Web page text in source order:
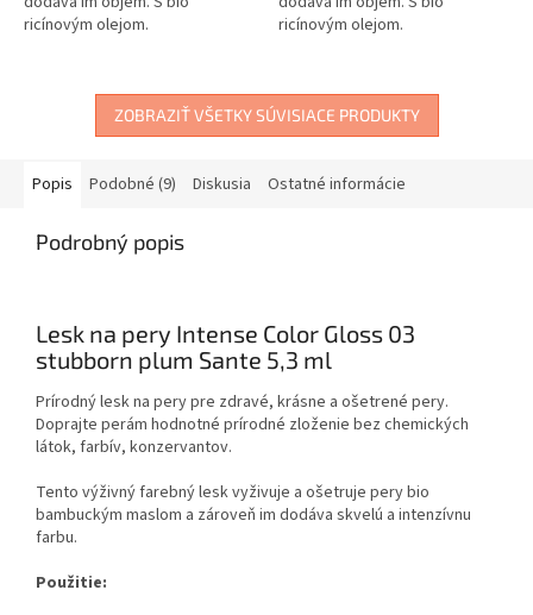
ricínovým olejom.
ricínovým olejom.
ZOBRAZIŤ VŠETKY SÚVISIACE PRODUKTY
Popis Podobné (9) Diskusia Ostatné informácie
Podrobný popis
Lesk na pery Intense Color Gloss 03
stubborn plum Sante 5,3 ml
Prírodný lesk na pery pre zdravé, krásne a ošetrené pery.
Doprajte perám hodnotné prírodné zloženie bez chemických
látok, farbív, konzervantov.
Tento výživný farebný lesk vyživuje a ošetruje pery bio
bambuckým maslom a zároveň im dodáva skvelú a intenzívnu
farbu.
Použitie: